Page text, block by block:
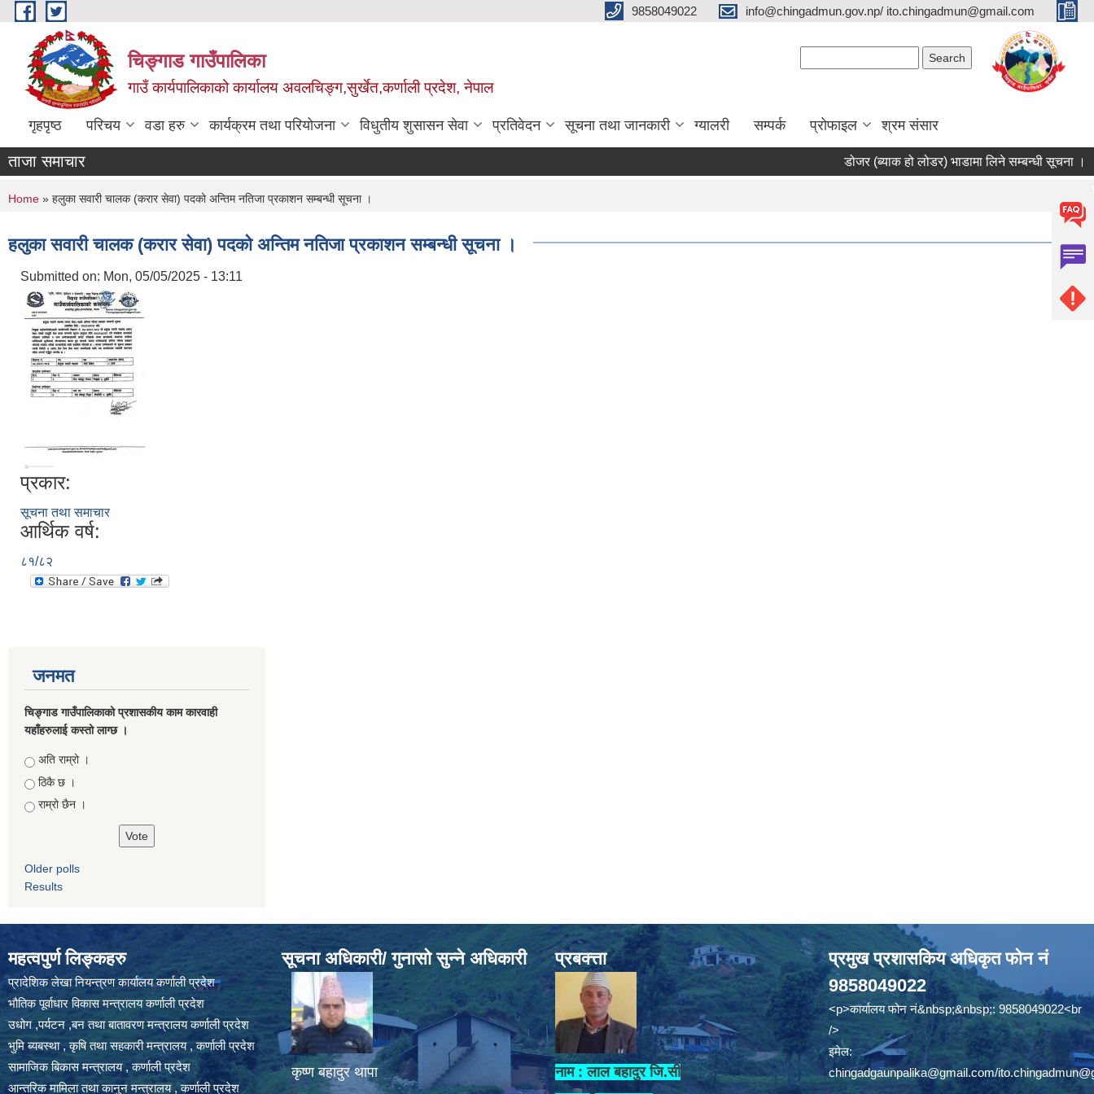
Skip to main content 9858049022 info@chingadmun.gov.np/ ito.chingadmun@gmail.com
चिङ्गाड गाउँपालिका
गाउँ कार्यपालिकाको कार्यालय अवलचिङ्ग,सुर्खेत,कर्णाली प्रदेश, नेपाल
गृहपृष्ठ परिचय वडा हरु कार्यक्रम तथा परियोजना विधुतीय शुसासन सेवा प्रतिवेदन सूचना तथा जानकारी ग्यालरी सम्पर्क प्रोफाइल श्रम संसार
ताजा समाचार डोजर (ब्याक हो लोडर) भाडामा लिने सम्बन्धी सूचना ।
You are here
Home » हलुका सवारी चालक (करार सेवा) पदको अन्तिम नतिजा प्रकाशन सम्बन्धी सूचना ।
हलुका सवारी चालक (करार सेवा) पदको अन्तिम नतिजा प्रकाशन सम्बन्धी सूचना ।
Submitted on: Mon, 05/05/2025 - 13:11
प्रकार:
सूचना तथा समाचार
आर्थिक वर्ष:
८१/८२
जनमत
चिङ्गाड गाउँपालिकाको प्रशासकीय काम कारवाही
यहाँहरुलाई कस्तो लाग्छ ।
Choices
अति राम्रो ।
ठिकै छ ।
राम्रो छैन ।
Older polls
Results
महत्वपुर्ण लिङ्कहरु
प्रादेशिक लेखा नियन्त्रण कार्यालय कर्णाली प्रदेश
भौतिक पूर्वाधार विकास मन्त्रालय कर्णाली प्रदेश
उधोग ,पर्यटन ,बन तथा बातावरण मन्त्रालय कर्णाली प्रदेश
भुमि ब्यबस्था , कृषि तथा सहकारी मन्त्रालय , कर्णाली प्रदेश
सामाजिक बिकास मन्त्रालय , कर्णाली प्रदेश
आन्तरिक मामिला तथा कानुन मन्त्रालय , कर्णाली प्रदेश
सूचना अधिकारी/ गुनासो सुन्ने अधिकारी
कृष्ण बहादुर थापा
प्रबक्त्ता
नाम : लाल बहादुर जि.सी
प्रमुख प्रशासकिय अधिकृत फोन नं
9858049022
<p>कार्यालय फोन नं&nbsp;&nbsp;: 9858049022<br
/>
इमेल:
chingadgaunpalika@gmail.com/